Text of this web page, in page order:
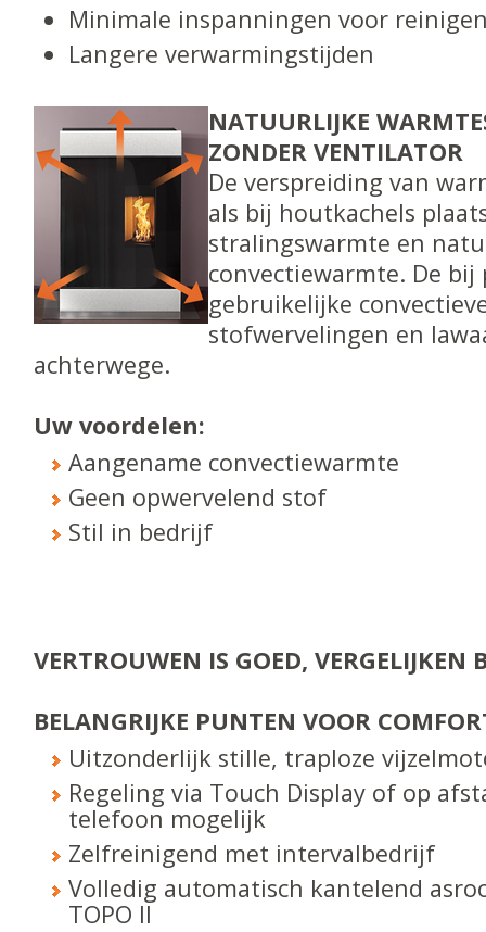
Minimale inspanningen voor
Langere verwarmingstijden
NATUURLIJKE
ZONDER VENTILATOR
De verspreiding van
als bij houtkachels
stralingswarmte en
convectiewarmte. De bij
gebruikelijke
stofwervelingen en
achterwege.
Uw voordelen:
Aangename convectiewarmte
Geen opwervelend stof
Stil in bedrijf
VERTROUWEN IS GOED, VERGELIJKEN
BELANGRIJKE PUNTEN VOOR
Uitzonderlijk stille, traploze
Regeling via Touch Display of op
telefoon mogelijk
Zelfreinigend met intervalbedrijf
Volledig automatisch kantelend
TOPO II